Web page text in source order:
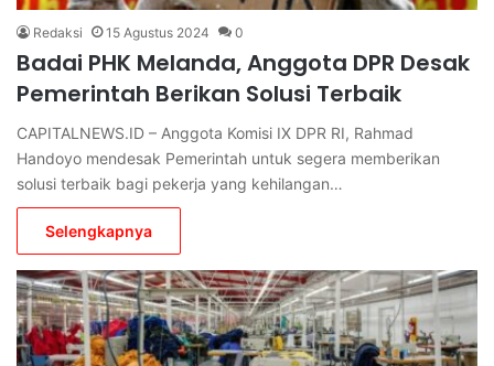
Redaksi 15 Agustus 2024 0
Badai PHK Melanda, Anggota DPR Desak
Pemerintah Berikan Solusi Terbaik
CAPITALNEWS.ID – Anggota Komisi IX DPR RI, Rahmad
Handoyo mendesak Pemerintah untuk segera memberikan
solusi terbaik bagi pekerja yang kehilangan…
Selengkapnya